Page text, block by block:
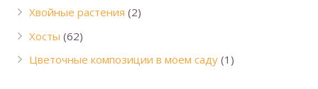
Хвойные растения (2)
Хосты (62)
Цветочные композиции в моем саду (1)